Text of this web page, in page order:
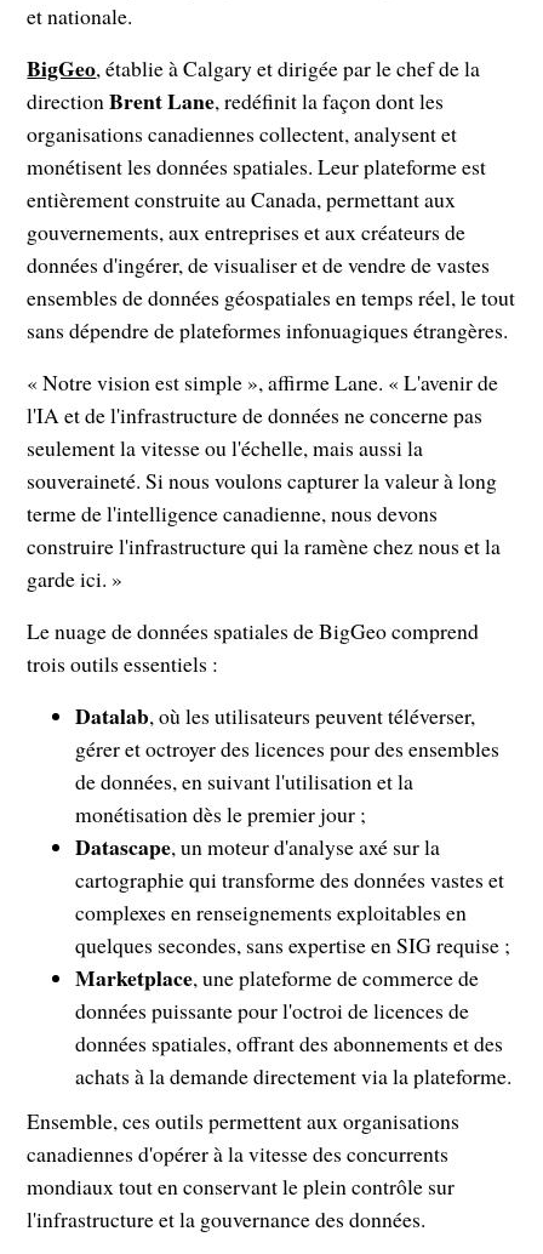
et nationale.
BigGeo, établie à Calgary et dirigée par le chef de la
directionBrent Lane, redéfinit la façon dont les
organisations canadiennes collectent, analysent et
monétisent les données spatiales. Leur plateforme est
entièrement construite au Canada, permettant aux
gouvernements, aux entreprises et aux créateurs de
données d'ingérer, de visualiser et de vendre de vastes
ensembles de données géospatiales en temps réel, le tout
sans dépendre de plateformes infonuagiques étrangères.
« Notre vision est simple », affirme Lane. « L'avenir de
l'IA et de l'infrastructure de données ne concerne pas
seulement la vitesse ou l'échelle, mais aussi la
souveraineté. Si nous voulons capturer la valeur à long
terme de l'intelligence canadienne, nous devons
construire l'infrastructure qui la ramène chez nous et la
garde ici. »
Le nuage de données spatiales de BigGeo comprend
trois outils essentiels :
Datalab, où les utilisateurs peuvent téléverser,
gérer et octroyer des licences pour des ensembles
de données, en suivant l'utilisation et la
monétisation dès le premier jour ;
Datascape, un moteur d'analyse axé sur la
cartographie qui transforme des données vastes et
complexes en renseignements exploitables en
quelques secondes, sans expertise en SIG requise ;
Marketplace, une plateforme de commerce de
données puissante pour l'octroi de licences de
données spatiales, offrant des abonnements et des
achats à la demande directement via la plateforme.
Ensemble, ces outils permettent aux organisations
canadiennes d'opérer à la vitesse des concurrents
mondiaux tout en conservant le plein contrôle sur
l'infrastructure et la gouvernance des données.